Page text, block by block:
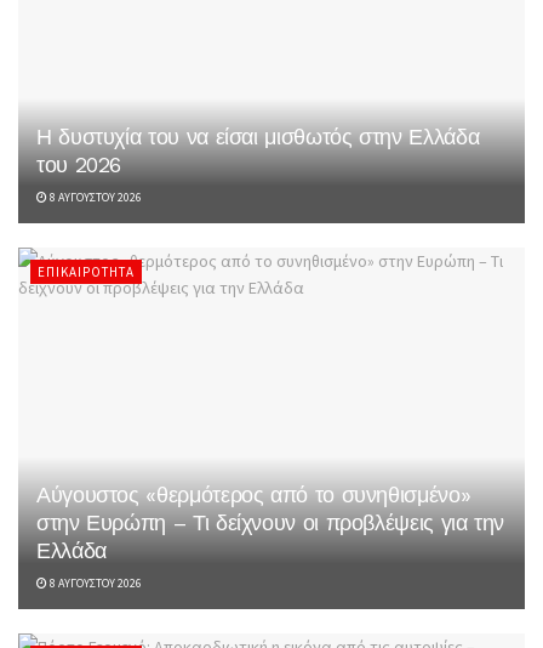
Η δυστυχία του να είσαι μισθωτός στην Ελλάδα
του 2026
8 ΑΥΓΟΎΣΤΟΥ 2026
ΕΠΙΚΑΙΡΌΤΗΤΑ
Αύγουστος «θερμότερος από το συνηθισμένο»
στην Ευρώπη – Τι δείχνουν οι προβλέψεις για την
Ελλάδα
8 ΑΥΓΟΎΣΤΟΥ 2026